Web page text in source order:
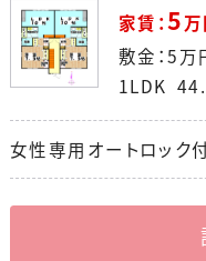
家賃：5
敷金：5万
1LDK
女性専用オートロック